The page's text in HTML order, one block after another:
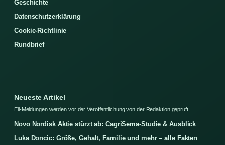
Geschichte
Datenschutzerklärung
Cookie-Richtlinie
Rundbrief
Neueste Artikel
Eil-Meldungen werden vor der Veroffentlichung von der Redaktion gepruft.
Novo Nordisk Aktie stürzt ab: CagriSema-Studie & Ausblick
Luka Doncic: Größe, Gehalt, Familie und mehr – alle Fakten